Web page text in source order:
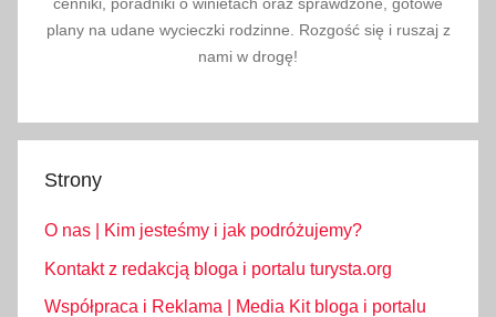
plany na udane wycieczki rodzinne. Rozgość się i ruszaj z
nami w drogę!
Strony
O nas | Kim jesteśmy i jak podróżujemy?
Kontakt z redakcją bloga i portalu turysta.org
Współpraca i Reklama | Media Kit bloga i portalu